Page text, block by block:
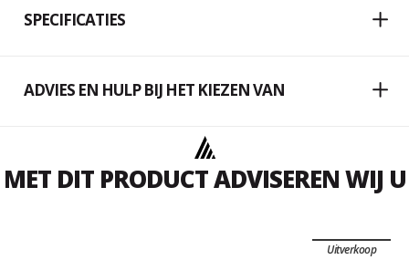
SPECIFICATIES
ADVIES EN HULP BIJ HET KIEZEN VAN
MET DIT PRODUCT ADVISEREN WIJ U
Uitverkoop